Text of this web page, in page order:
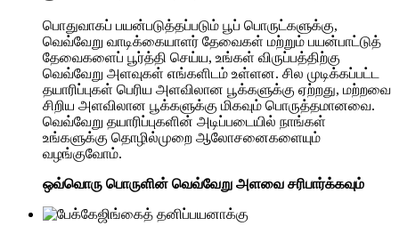
பொதுவாகப் பயன்படுத்தப்படும் பூப் பொருட்களுக்கு,
வெவ்வேறு வாடிக்கையாளர் தேவைகள் மற்றும் பயன்பாட்டுத்
தேவைகளைப் பூர்த்தி செய்ய, உங்கள் விருப்பத்திற்கு
வெவ்வேறு அளவுகள் எங்களிடம் உள்ளன. சில முடிக்கப்பட்ட
தயாரிப்புகள் பெரிய அளவிலான பூக்களுக்கு ஏற்றது, மற்றவை
சிறிய அளவிலான பூக்களுக்கு மிகவும் பொருத்தமானவை.
வெவ்வேறு தயாரிப்புகளின் அடிப்படையில் நாங்கள்
உங்களுக்கு தொழில்முறை ஆலோசனைகளையும்
வழங்குவோம்.
ஒவ்வொரு பொருளின் வெவ்வேறு அளவை சரிபார்க்கவும்